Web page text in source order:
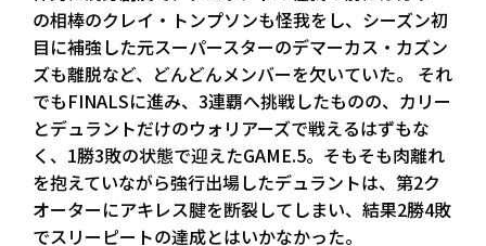
の相棒のクレイ・トンプソンも怪我をし、シーズン初
目に補強した元スーパースターのデマーカス・カズン
ズも離脱など、どんどんメンバーを欠いていた。 それ
でもFINALSに進み、3連覇へ挑戦したものの、カリー
とデュラントだけのウォリアーズで戦えるはずもな
く、1勝3敗の状態で迎えたGAME.5。そもそも肉離れ
を抱えていながら強行出場したデュラントは、第2ク
オーターにアキレス腱を断裂してしまい、結果2勝4敗
でスリーピートの達成とはいかなかった。